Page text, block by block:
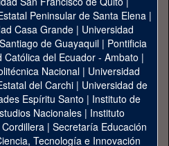
Peninsular de Santa Elena|
Casa Grande | Universidad
de Guayaquil| Pontificia
Católica del Ecuador - Ambato |
Nacional| Universidad
del Carchi| Universidad de
Espíritu Santo | Instituto de
Nacionales | Instituto
| Secretaría Educación
Tecnología e Innovación